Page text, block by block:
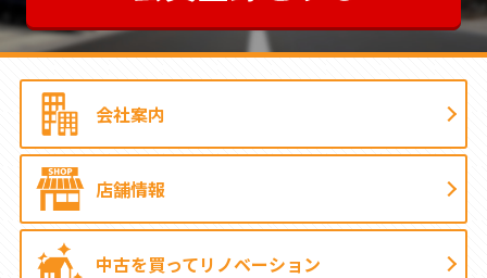
会社案内
店舗情報
中古を買ってリノベーション